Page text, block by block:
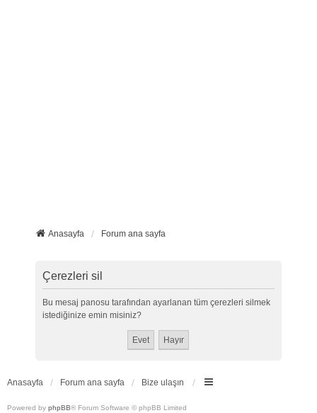
Anasayfa Forum ana sayfa
Çerezleri sil
Bu mesaj panosu tarafından ayarlanan tüm çerezleri silmek
istediğinize emin misiniz?
Anasayfa Forum ana sayfa Bize ulaşın
Powered by phpBB® Forum Software © phpBB Limited